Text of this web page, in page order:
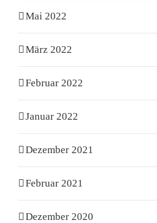
Mai 2022
März 2022
Februar 2022
Januar 2022
Dezember 2021
Februar 2021
Dezember 2020